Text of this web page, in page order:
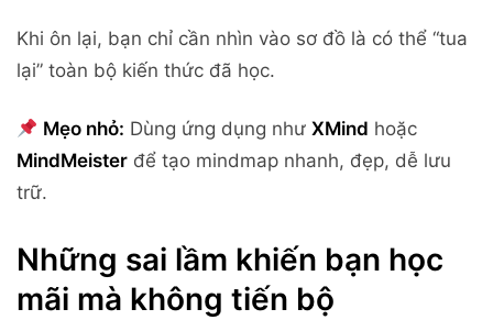
Khi ôn lại, bạn chỉ cần nhìn vào sơ đồ là có thể “tua
lại” toàn bộ kiến thức đã học.
Mẹo nhỏ: Dùng ứng dụng nhưXMind hoặc
MindMeister để tạo mindmap nhanh, đẹp, dễ lưu
trữ.
Những sai lầm khiến bạn học
mãi mà không tiến bộ